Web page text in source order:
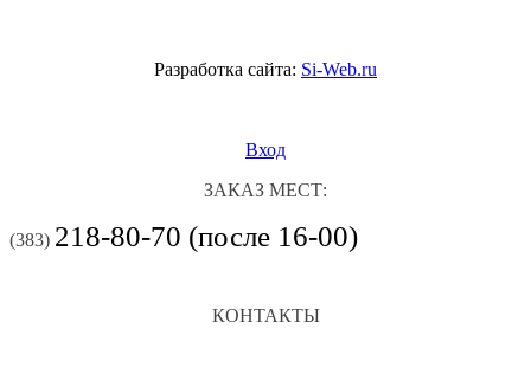
Разработка сайта: Si-Web.ru
Вход
ЗАКАЗ МЕСТ:
(383) 218-80-70 (после 16-00)
КОНТАКТЫ